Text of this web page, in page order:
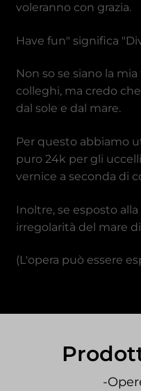
voleranno con grazia.
Have fun" significa
Non so se siano la
colleghi, ma credo
dal sole e dal mare.
Per questo abbiamo
puro 24k per gli
vernice a seconda di
Inoltre, se esposto
irregolarità del mare
(L'opera può essere
-